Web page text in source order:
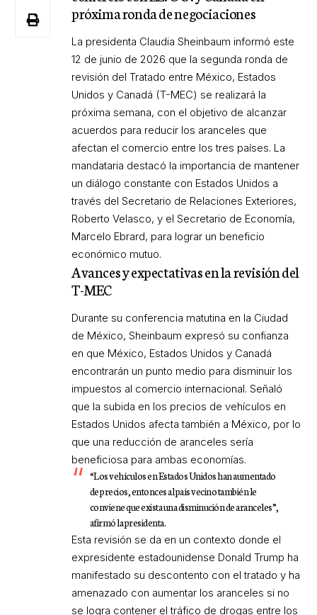
próxima ronda de negociaciones
La presidenta Claudia Sheinbaum informó este
12 de junio de 2026 que la segunda ronda de
revisión del Tratado entre México, Estados
Unidos y Canadá (T-MEC) se realizará la
próxima semana, con el objetivo de alcanzar
acuerdos para reducir los aranceles que
afectan el comercio entre los tres países. La
mandataria destacó la importancia de mantener
un diálogo constante con Estados Unidos a
través del Secretario de Relaciones Exteriores,
Roberto Velasco, y el Secretario de Economía,
Marcelo Ebrard, para lograr un beneficio
económico mutuo.
Avances y expectativas en la revisión del
T-MEC
Durante su conferencia matutina en la Ciudad
de México, Sheinbaum expresó su confianza
en que México, Estados Unidos y Canadá
encontrarán un punto medio para disminuir los
impuestos al comercio internacional. Señaló
que la subida en los precios de vehículos en
Estados Unidos afecta también a México, por lo
que una reducción de aranceles sería
beneficiosa para ambas economías.
“Los vehículos en Estados Unidos han aumentado
de precios, entonces al país vecino también le
conviene que exista una disminución de aranceles”,
afirmó la presidenta.
Esta revisión se da en un contexto donde el
expresidente estadounidense Donald Trump ha
manifestado su descontento con el tratado y ha
amenazado con aumentar los aranceles si no
se logra contener el tráfico de drogas entre los